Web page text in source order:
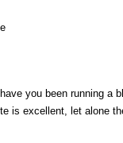
you been running a
is excellent, let alone